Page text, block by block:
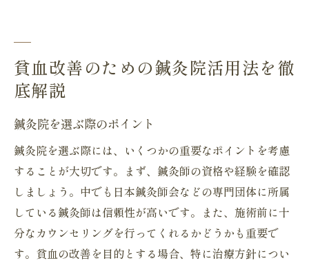
貧血改善のための鍼灸院活用法を徹
底解説
鍼灸院を選ぶ際のポイント
鍼灸院を選ぶ際には、いくつかの重要なポイントを考慮
することが大切です。まず、鍼灸師の資格や経験を確認
しましょう。中でも日本鍼灸師会などの専門団体に所属
している鍼灸師は信頼性が高いです。また、施術前に十
分なカウンセリングを行ってくれるかどうかも重要で
す。貧血の改善を目的とする場合、特に治療方針につい